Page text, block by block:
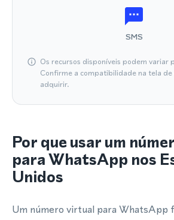
SMS
Os recursos disponíveis podem variar
Confirme a compatibilidade na tela
adquirir.
Por que usar um
para WhatsApp nos
Unidos
Um número virtual para WhatsApp